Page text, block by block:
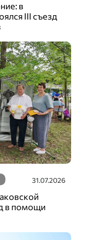
в
III съезд
31.07.2026
в помощи